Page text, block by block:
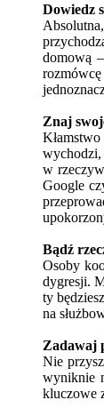
Dowiedz
domową
Znaj
wychodzi,
w
Google
Bądź
Osoby
dygresji.
ty
na
Zadawaj
Nie
wyniknie
kluczowe